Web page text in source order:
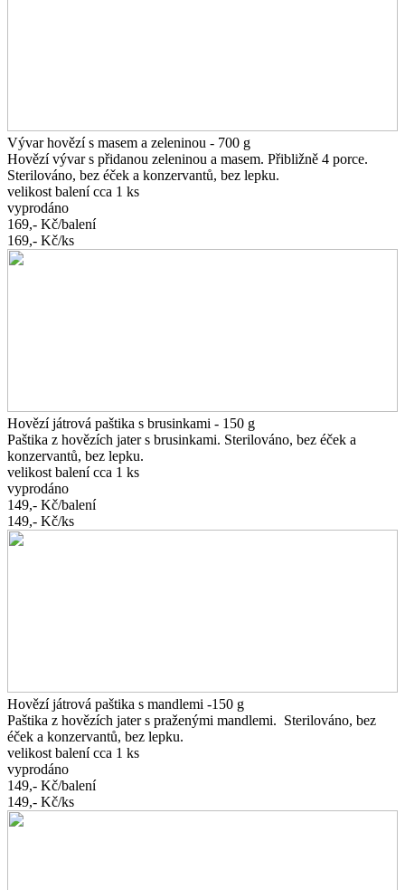
Vývar hovězí s masem a zeleninou - 700 g
Hovězí vývar s přidanou zeleninou a masem. Přibližně 4 porce.
Sterilováno, bez éček a konzervantů, bez lepku.
velikost balení cca 1 ks
vyprodáno
169,- Kč/balení
169,- Kč/ks
Hovězí játrová paštika s brusinkami - 150 g
Paštika z hovězích jater s brusinkami. Sterilováno, bez éček a
konzervantů, bez lepku.
velikost balení cca 1 ks
vyprodáno
149,- Kč/balení
149,- Kč/ks
Hovězí játrová paštika s mandlemi -150 g
Paštika z hovězích jater s praženými mandlemi. Sterilováno, bez
éček a konzervantů, bez lepku.
velikost balení cca 1 ks
vyprodáno
149,- Kč/balení
149,- Kč/ks